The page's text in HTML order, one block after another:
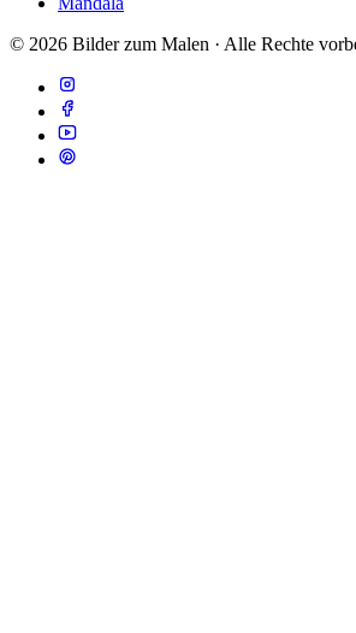
© 2026 Bilder zum Malen · Alle Rechte